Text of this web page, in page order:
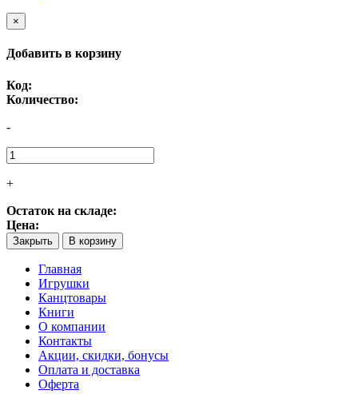
×
Добавить в корзину
Код:
Количество:
-
+
Остаток на складе:
Цена:
Закрыть В корзину
Главная
Игрушки
Канцтовары
Книги
О компании
Контакты
Акции, скидки, бонусы
Оплата и доставка
Оферта